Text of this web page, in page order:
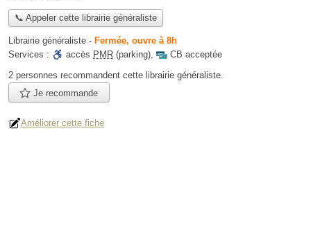
📞 Appeler cette librairie généraliste
Librairie généraliste - Fermée, ouvre à 8h
Services :
accès PMR (parking),
CB acceptée
2 personnes recommandent cette librairie généraliste.
Je recommande
Améliorer cette fiche